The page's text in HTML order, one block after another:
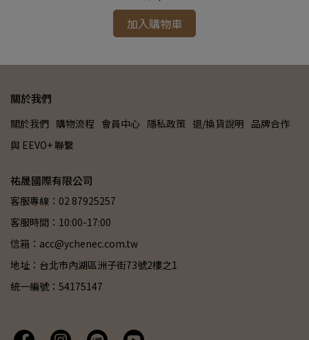
加入購物車
關於我們
關於我們 購物流程 會員中心 隱私政策 退/換貨說明 品牌合作
與 EEVO+ 聯繫
祐晟國際有限公司
客服專線：02 87925257
客服時間：10:00-17:00
信箱：acc@ychenec.com.tw
地址：台北市內湖區洲子街73號2樓之1
統一編號：54175147